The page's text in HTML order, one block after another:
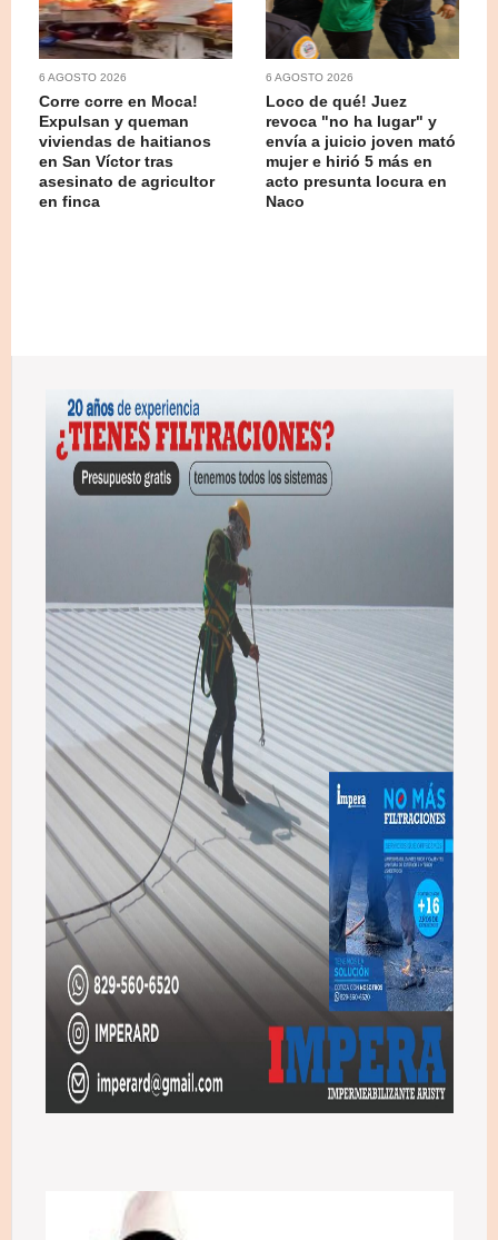
6 AGOSTO 2026
Corre corre en Moca!
Expulsan y queman
viviendas de haitianos
en San Víctor tras
asesinato de agricultor
en finca
6 AGOSTO 2026
Loco de qué! Juez
revoca "no ha lugar" y
envía a juicio joven mató
mujer e hirió 5 más en
acto presunta locura en
Naco